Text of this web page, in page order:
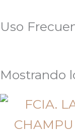
Uso
Mostrando